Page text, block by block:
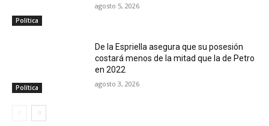
Política
agosto 5, 2026
Política
De la Espriella asegura que su posesión
costará menos de la mitad que la de Petro
en 2022
agosto 3, 2026